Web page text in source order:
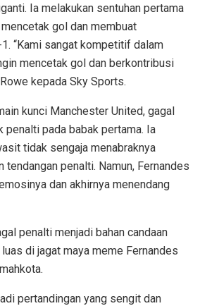
Ia melakukan sentuhan pertama
gol dan membuat
“Kami sangat kompetitif dalam
mencetak gol dan berkontribusi
kepada Sky Sports.
kunci Manchester United, gagal
pada babak pertama. Ia
tidak sengaja menabraknya
tendangan penalti. Namun, Fernandes
dan akhirnya menendang
penalti menjadi bahan candaan
di jagat maya meme Fernandes
pertandingan yang sengit dan